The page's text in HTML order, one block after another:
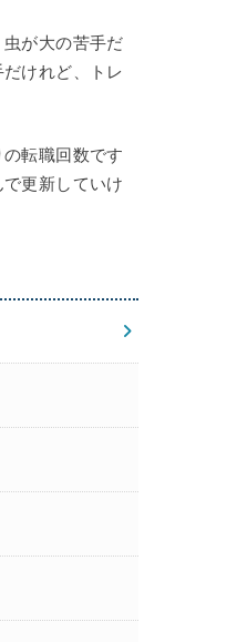
虫が大の苦手だ
けれど、トレ
転職回数です
更新していけ